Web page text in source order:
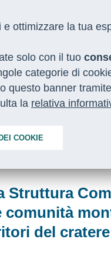
I NOSTRI SERVIZI
Struttura
del
ottimizzare la tua
solo con il tuo
categorie di
questo banner
la relativa
COOKIE